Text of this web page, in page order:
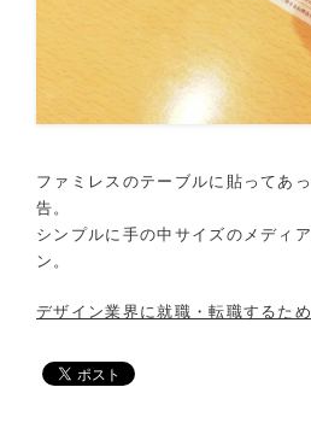
ファミレスのテーブルに貼ってあ
告。
シンプルに手の中サイズのメディ
ン。
デザイン業界に就職・転職するため